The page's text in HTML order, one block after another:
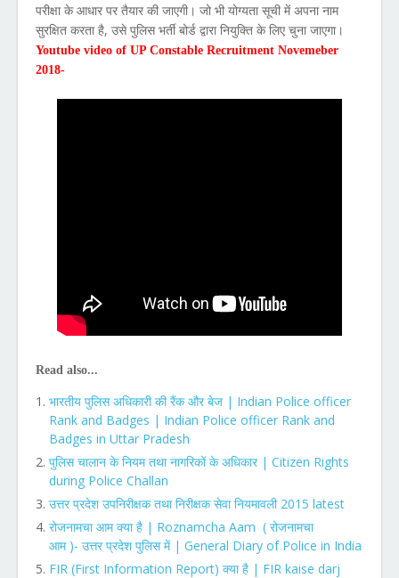
परीक्षा के आधार पर तैयार की जाएगी। जो भी योग्यता सूची में अपना नाम
सुरक्षित करता है, उसे पुलिस भर्ती बोर्ड द्वारा नियुक्ति के लिए चुना जाएगा।
Youtube video of UP Constable Recruitment Novemeber
2018-
Read also...
भारतीय पुलिस अधिकारी की रैंक और बेज | Indian Police officer
Rank and Badges | Indian Police officer Rank and
Badges in Uttar Pradesh
पुलिस चालान के नियम तथा नागरिकों के अधिकार | Citizen Rights
during Police Challan
उत्तर प्रदेश उपनिरीक्षक तथा निरीक्षक सेवा नियमावली 2015 latest
रोजनामचा आम क्या है | Roznamcha Aam ( रोजनामचा
आम)- उत्तर प्रदेश पुलिस में| General Diary of Police in India
FIR (First Information Report) क्या है | FIR kaise darj